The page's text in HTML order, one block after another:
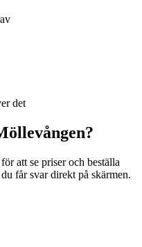
det
att se priser och beställa
får svar direkt på skärmen.